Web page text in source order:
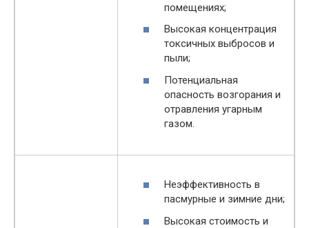
помещениях;
Высокая концентрация
токсичных выбросов и
пыли;
Потенциальная
опасность возгорания и
отравления угарным
газом.
Неэффективность в
пасмурные и зимние дни;
Высокая стоимость и